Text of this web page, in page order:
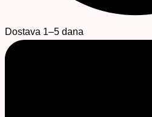
Dostava 1–5 dana